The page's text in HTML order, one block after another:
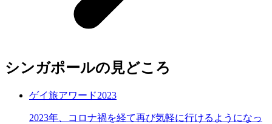
シンガポールの見どころ
ゲイ旅アワード2023
2023年、コロナ禍を経て再び気軽に行けるようになっ